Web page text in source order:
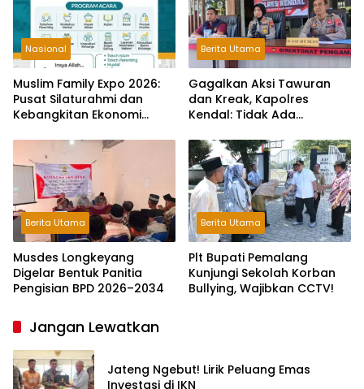
Nasional
Muslim Family Expo 2026:
Pusat Silaturahmi dan
Kebangkitan Ekonomi
Berita Utama
Gagalkan Aksi Tawuran
dan Kreak, Kapolres
Kendal: Tidak Ada
Pelaku Kejahatan Jalanan
Berita Utama
Musdes Longkeyang
Digelar Bentuk Panitia
Pengisian BPD 2026–2034
Berita Utama
Plt Bupati Pemalang
Kunjungi Sekolah Korban
Bullying, Wajibkan CCTV!
Jangan Lewatkan
Jateng Ngebut! Lirik Peluang Emas
Investasi di IKN